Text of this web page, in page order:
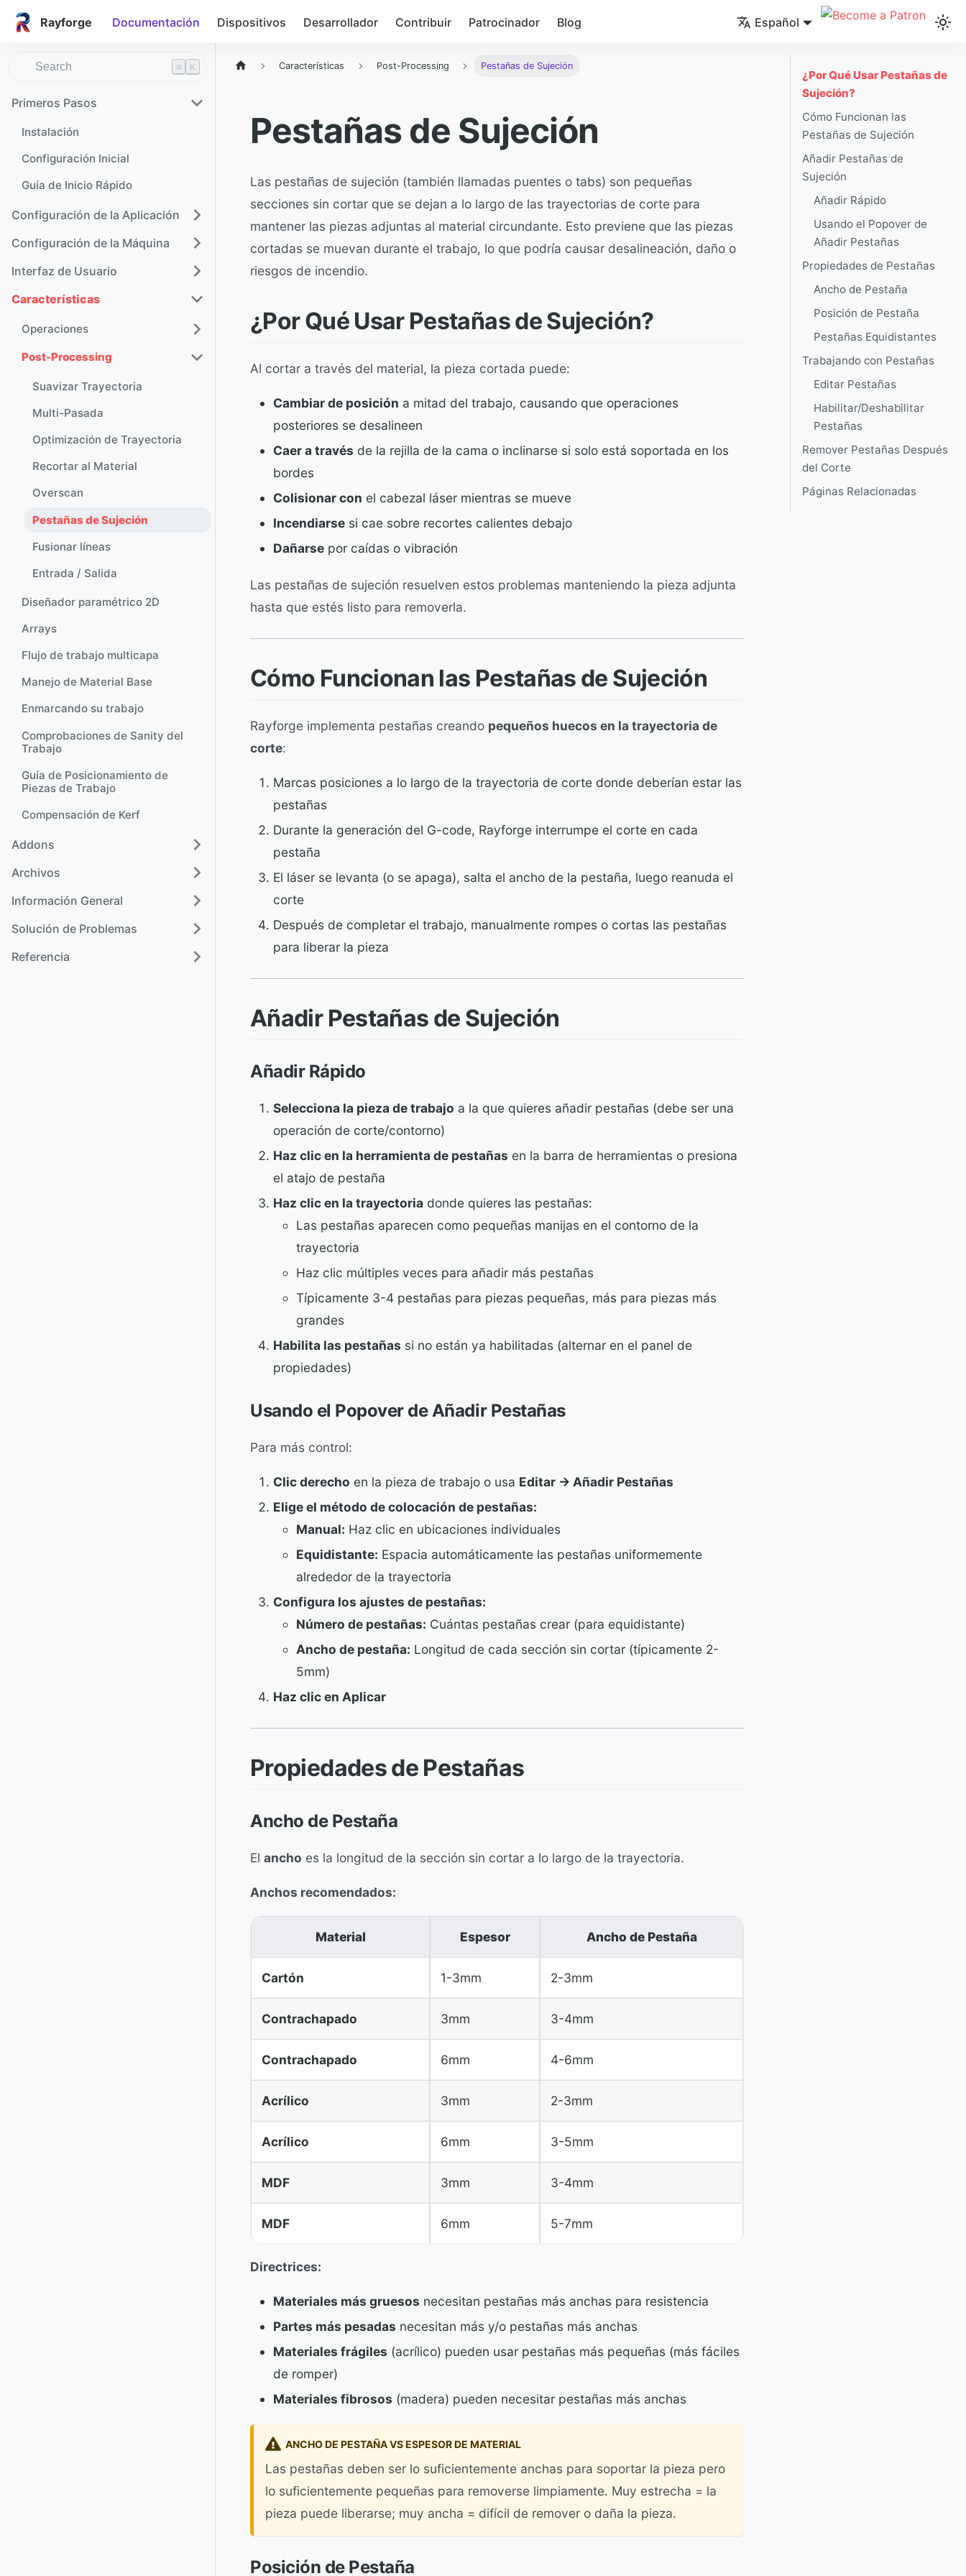
Rayforge Documentación Dispositivos Desarrollador Contribuir Patrocinador Blog Español
⌘ K
Primeros Pasos
Instalación
Configuración Inicial
Guía de Inicio Rápido
Configuración de la Aplicación
Configuración de la Máquina
Interfaz de Usuario
Características
Operaciones
Post-Processing
Suavizar Trayectoria
Multi-Pasada
Optimización de Trayectoria
Recortar al Material
Overscan
Pestañas de Sujeción
Fusionar líneas
Entrada / Salida
Diseñador paramétrico 2D
Arrays
Flujo de trabajo multicapa
Manejo de Material Base
Enmarcando su trabajo
Comprobaciones de Sanity del
Trabajo
Guía de Posicionamiento de
Piezas de Trabajo
Compensación de Kerf
Addons
Archivos
Información General
Solución de Problemas
Referencia
Características Post-Processing Pestañas de Sujeción
Pestañas de Sujeción
Las pestañas de sujeción (también llamadas puentes o tabs) son pequeñas
secciones sin cortar que se dejan a lo largo de las trayectorias de corte para
mantener las piezas adjuntas al material circundante. Esto previene que las piezas
cortadas se muevan durante el trabajo, lo que podría causar desalineación, daño o
riesgos de incendio.
¿Por Qué Usar Pestañas de Sujeción?
Al cortar a través del material, la pieza cortada puede:
Cambiar de posición a mitad del trabajo, causando que operaciones
posteriores se desalineen
Caer a través de la rejilla de la cama o inclinarse si solo está soportada en los
bordes
Colisionar con el cabezal láser mientras se mueve
Incendiarse si cae sobre recortes calientes debajo
Dañarse por caídas o vibración
Las pestañas de sujeción resuelven estos problemas manteniendo la pieza adjunta
hasta que estés listo para removerla.
Cómo Funcionan las Pestañas de Sujeción
Rayforge implementa pestañas creando pequeños huecos en la trayectoria de
corte:
Marcas posiciones a lo largo de la trayectoria de corte donde deberían estar las
pestañas
Durante la generación del G-code, Rayforge interrumpe el corte en cada
pestaña
El láser se levanta (o se apaga), salta el ancho de la pestaña, luego reanuda el
corte
Después de completar el trabajo, manualmente rompes o cortas las pestañas
para liberar la pieza
Añadir Pestañas de Sujeción
Añadir Rápido
Selecciona la pieza de trabajo a la que quieres añadir pestañas (debe ser una
operación de corte/contorno)
Haz clic en la herramienta de pestañas en la barra de herramientas o presiona
el atajo de pestaña
Haz clic en la trayectoria donde quieres las pestañas:
Las pestañas aparecen como pequeñas manijas en el contorno de la
trayectoria
Haz clic múltiples veces para añadir más pestañas
Típicamente 3-4 pestañas para piezas pequeñas, más para piezas más
grandes
Habilita las pestañas si no están ya habilitadas (alternar en el panel de
propiedades)
Usando el Popover de Añadir Pestañas
Para más control:
Clic derecho en la pieza de trabajo o usa Editar → Añadir Pestañas
Elige el método de colocación de pestañas:
Manual: Haz clic en ubicaciones individuales
Equidistante: Espacia automáticamente las pestañas uniformemente
alrededor de la trayectoria
Configura los ajustes de pestañas:
Número de pestañas: Cuántas pestañas crear (para equidistante)
Ancho de pestaña: Longitud de cada sección sin cortar (típicamente 2-
5mm)
Haz clic en Aplicar
Propiedades de Pestañas
Ancho de Pestaña
El ancho es la longitud de la sección sin cortar a lo largo de la trayectoria.
Anchos recomendados:
Material Espesor Ancho de Pestaña
Cartón 1-3mm 2-3mm
Contrachapado 3mm 3-4mm
Contrachapado 6mm 4-6mm
Acrílico 3mm 2-3mm
Acrílico 6mm 3-5mm
MDF 3mm 3-4mm
MDF 6mm 5-7mm
Directrices:
Materiales más gruesos necesitan pestañas más anchas para resistencia
Partes más pesadas necesitan más y/o pestañas más anchas
Materiales frágiles (acrílico) pueden usar pestañas más pequeñas (más fáciles
de romper)
Materiales fibrosos (madera) pueden necesitar pestañas más anchas
ANCHO DE PESTAÑA VS ESPESOR DE MATERIAL
Las pestañas deben ser lo suficientemente anchas para soportar la pieza pero
lo suficientemente pequeñas para removerse limpiamente. Muy estrecha = la
pieza puede liberarse; muy ancha = difícil de remover o daña la pieza.
Posición de Pestaña
¿Por Qué Usar Pestañas de
Sujeción?
Cómo Funcionan las
Pestañas de Sujeción
Añadir Pestañas de
Sujeción
Añadir Rápido
Usando el Popover de
Añadir Pestañas
Propiedades de Pestañas
Ancho de Pestaña
Posición de Pestaña
Pestañas Equidistantes
Trabajando con Pestañas
Editar Pestañas
Habilitar/Deshabilitar
Pestañas
Remover Pestañas Después
del Corte
Páginas Relacionadas